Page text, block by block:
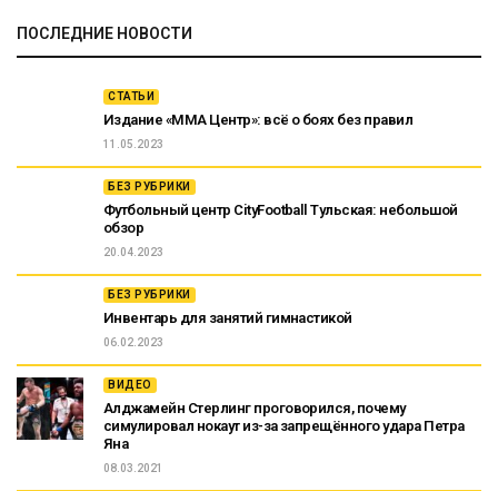
ПОСЛЕДНИЕ НОВОСТИ
СТАТЬИ
Издание «ММА Центр»: всё о боях без правил
11.05.2023
БЕЗ РУБРИКИ
Футбольный центр CityFootball Тульская: небольшой
обзор
20.04.2023
БЕЗ РУБРИКИ
Инвентарь для занятий гимнастикой
06.02.2023
ВИДЕО
Алджамейн Стерлинг проговорился, почему
симулировал нокаут из-за запрещённого удара Петра
Яна
08.03.2021